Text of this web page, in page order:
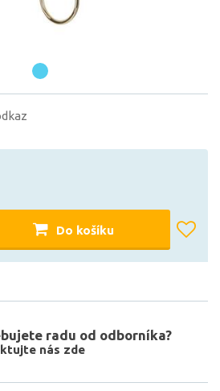
Do košíku
radu od odborníka?
nás zde